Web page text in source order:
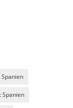
Spanien